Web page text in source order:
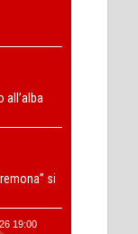
all’alba
si
19:00